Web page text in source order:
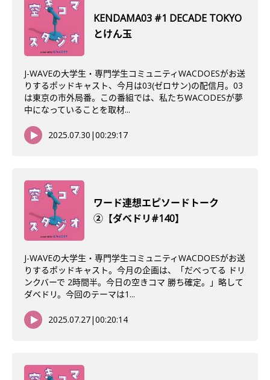
KENDAMA03 #1 DECADE TOKYO
とけん玉
J-WAVEの大学生・専門学生コミュニティWACDOESがお送
りするポッドキャスト、今月は03(ゼロサン)の配信月。03
は東京の市外局番。この番組では、私たちWACODESが夢
中になっていることを取材...
2025.07.30 |00:29:17
ワード連想エピソードトーク
②【ダベドリ#140】
J-WAVEの大学生・専門学生コミュニティWACDOESがお送
りするポッドキャスト。今月の企画は、「だべってる ドリ
ンクバーで 2時間半。今日の空きコマ 勝ち確定。」略して
ダベドリ。今回のテーマは1...
2025.07.27|00:20:14